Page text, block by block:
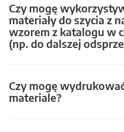
Czy mogę
materiały do szycia z
wzorem z katalogu w
(np. do dalszej
Czy mogę
materiale?